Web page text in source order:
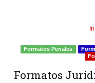
Formatos Penales
Formatos